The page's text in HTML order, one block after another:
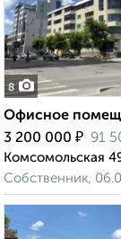
8
Офисное
3 200 000 ₽ 91
Комсомольская
Собственник,